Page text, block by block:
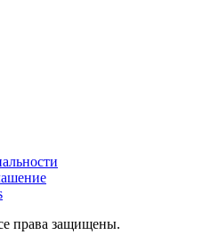
права защищены.